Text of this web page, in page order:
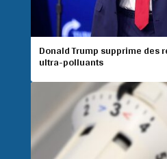
Donald Trump supprime des
ultra-polluants